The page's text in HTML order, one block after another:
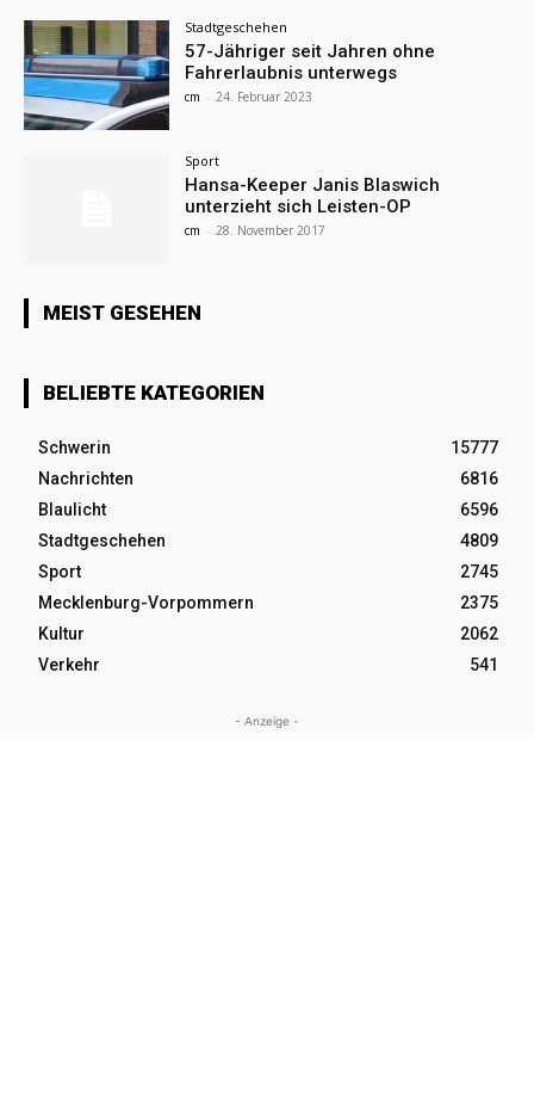
Stadtgeschehen
57-Jähriger seit Jahren ohne
Fahrerlaubnis unterwegs
cm - 24. Februar 2023
Sport
Hansa-Keeper Janis Blaswich
unterzieht sich Leisten-OP
cm - 28. November 2017
MEIST GESEHEN
BELIEBTE KATEGORIEN
Schwerin
15777
Nachrichten
6816
Blaulicht
6596
Stadtgeschehen
4809
Sport
2745
Mecklenburg-Vorpommern
2375
Kultur
2062
Verkehr
541
- Anzeige -